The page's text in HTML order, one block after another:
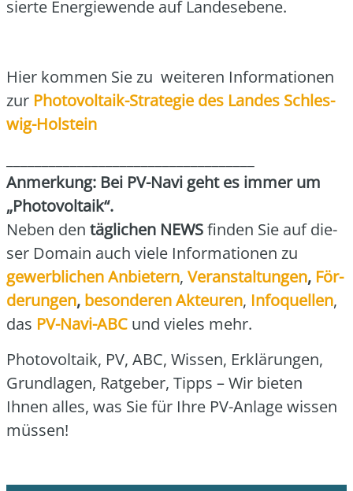
sier­te Ener­gie­wen­de auf Lan­des­ebe­ne.
Hier kom­men Sie zu wei­te­ren Infor­ma­tio­nen
zur Pho­to­vol­ta­ik-Stra­te­gie des Lan­des Schles­
wig-Hol­stein
Anmer­kung: Bei PV-Navi geht es immer um
„Pho­to­vol­ta­ik“.
Neben den täg­li­chen NEWSfin­den Sie auf die­
ser Domain auch vie­le Infor­ma­tio­nen zu
gewerb­li­chen Anbie­tern, Ver­an­stal­tun­gen, För­
de­run­gen, beson­de­ren Akteu­ren, Info­quel­len,
das PV-Navi-ABC und vie­les mehr.
Pho­to­vol­ta­ik, PV, ABC, Wis­sen, Erklä­run­gen,
Grund­la­gen, Rat­ge­ber, Tipps – Wir bie­ten
Ihnen alles, was Sie für Ihre PV-Anla­ge wis­sen
müs­sen!